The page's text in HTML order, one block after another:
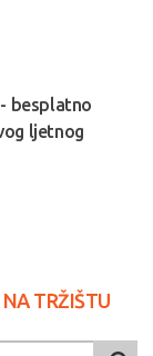
besplatno
ljetnog
TRŽIŠTU